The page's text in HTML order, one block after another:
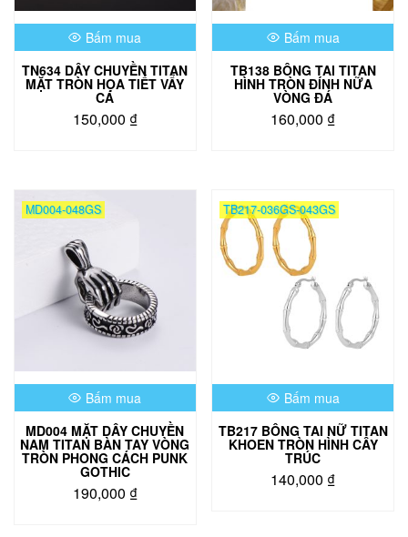
chọn
trên
trang
sản
phẩm
trên
trang
sản
phẩm
Bấm mua
TN634 DÂY CHUYỀN TITAN
MẶT TRÒN HỌA TIẾT VẨY
CÁ
150,000 ₫
có
nhiều
Các
tùy
chọn
có
chọn
trên
sản
phẩm
Bấm mua
TB138 BÔNG TAI TITAN
HÌNH TRÒN ĐÍNH NỮA
VÒNG ĐÁ
160,000 ₫
có
nhiều
biến
thể.
Các
tùy
chọn
thể
chọn
trên
sản
phẩm
MD004-048GS
Bấm mua
MD004 MẶT DÂY CHUYỀN
NAM TITAN BÀN TAY VÒNG
TRÒN PHONG CÁCH PUNK
GOTHIC
190,000 ₫
TB217-036GS-043GS
Bấm mua
TB217 BÔNG TAI NỮ TITAN
KHOEN TRÒN HÌNH CÂY
TRÚC
140,000 ₫